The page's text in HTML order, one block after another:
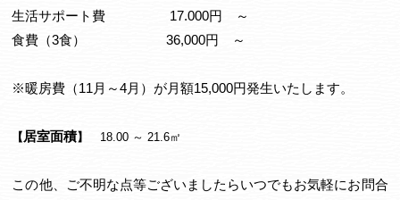
生活サポート費 17.000円 ～
食費（3食） 36,000円 ～
※暖房費（11月～4月）が月額15,000円発生いたします。
【 居室面積】 18.00 ～ 21.6㎡
この他、ご不明な点等ございましたらいつでもお気軽にお問合